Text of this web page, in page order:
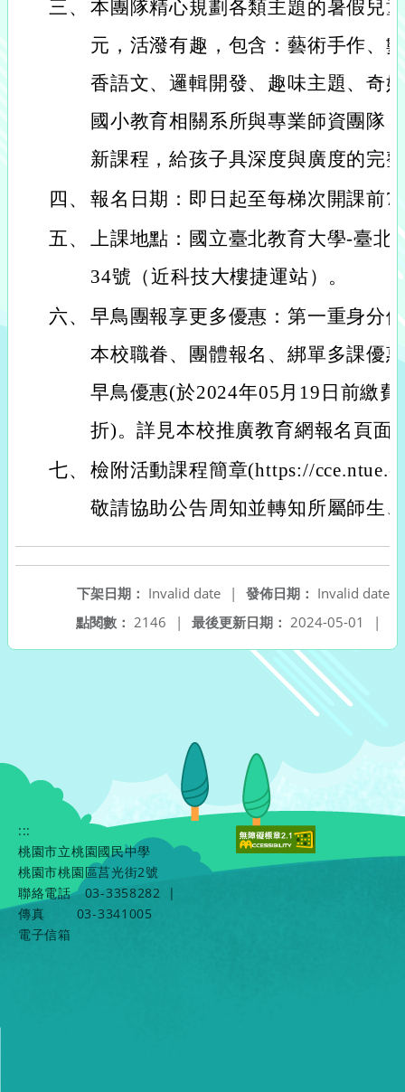
三、 本團隊精心規劃各類主題的暑假兒
元，活潑有趣，包含：藝術手作、
香語文、邏輯開發、趣味主題、奇
國小教育相關系所與專業師資團隊
新課程，給孩子具深度與廣度的完
四、 報名日期：即日起至每梯次開課前7
五、 上課地點：國立臺北教育大學-臺北
34號（近科技大樓捷運站）。
六、 早鳥團報享更多優惠：第一重身分
本校職眷、團體報名、綁單多課優
早鳥優惠(於2024年05月19日前繳
折)。詳見本校推廣教育網報名頁面
七、 檢附活動課程簡章(https://
敬請協助公告周知並轉知所屬師生
發佈日期： Invalid date
下架日期： Invalid date
|
最後更新日期： 2024-05-01 |
點閱數： 2146 |
:::
桃園市立桃園國民中學
桃園市桃園區莒光街2號
聯絡電話
03-3358282
|
傳真
03-3341005
電子信箱